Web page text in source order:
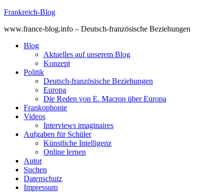
Skip
content
Frankreich-Blog
www.france-blog.info – Deutsch-französische Beziehungen
Blog
Aktuelles auf unserem Blog
Konzept
Politik
Deutsch-französische Beziehungen
Europa
Die Reden von E. Macron über Europa
Frankophonie
Videos
Interviews imaginaires
Aufgaben für Schüler
Künstliche Intelligenz
Online lernen
Autor
Suchen
Datenschutz
Impressum